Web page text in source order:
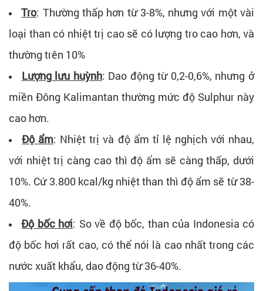
Tro: Thường thấp hơn từ 3-8%, nhưng với một vài
loại than có nhiệt trị cao sẽ có lượng tro cao hơn, và
thường trên 10%
Lượng lưu huỳnh: Dao động từ 0,2-0,6%, nhưng ở
miền Đông Kalimantan thường mức độ Sulphur này
cao hơn.
Độ ẩm: Nhiệt trị và độ ẩm tỉ lệ nghịch với nhau,
với nhiệt trị càng cao thì độ ẩm sẽ càng thấp, dưới
10%. Cứ 3.800 kcal/kg nhiệt than thì độ ẩm sẽ từ 38-
40%.
Độ bốc hơi: So về độ bốc, than của Indonesia có
độ bốc hơi rất cao, có thể nói là cao nhất trong các
nước xuất khẩu, dao động từ 36-40%.